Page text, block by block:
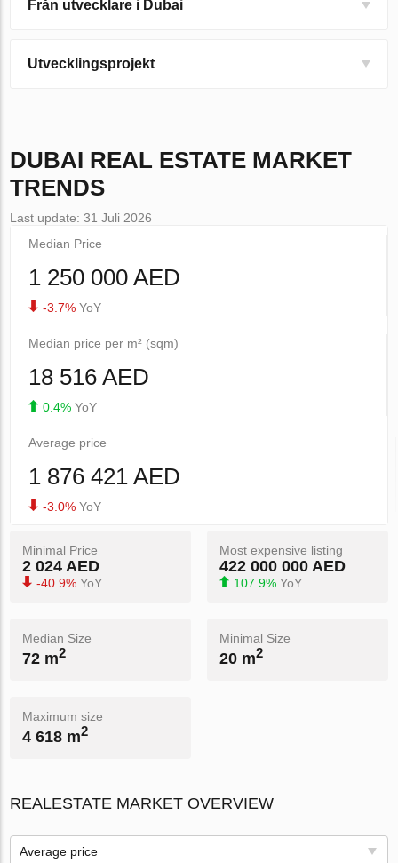
Från utvecklare i Dubai
Utvecklingsprojekt
DUBAI REAL ESTATE MARKET
TRENDS
Last update: 31 Juli 2026
Median Price
1 250 000 AED
-3.7% YoY
Median price per m² (sqm)
18 516 AED
0.4% YoY
Average price
1 876 421 AED
-3.0% YoY
Minimal Price
2 024 AED
-40.9% YoY
Most expensive listing
422 000 000 AED
107.9% YoY
Median Size
72 m2
Minimal Size
20 m2
Maximum size
4 618 m2
REALESTATE MARKET OVERVIEW
Average price